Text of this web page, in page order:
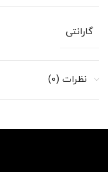
گارانتی
نظرات (0)